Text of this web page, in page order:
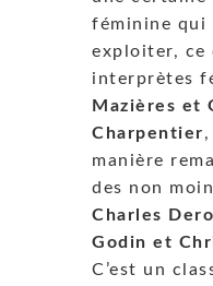
féminine qui
exploiter, ce
interprètes
Mazières et
Charpentier
manière
des non
Charles
Godin et
C’est un